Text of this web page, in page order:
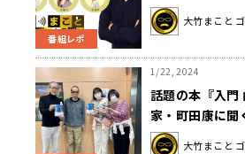
番組レポ
大竹まこと
1/22, 2024
話題の本『入門
家・町田康に
田山頭火とは？
大竹まこと